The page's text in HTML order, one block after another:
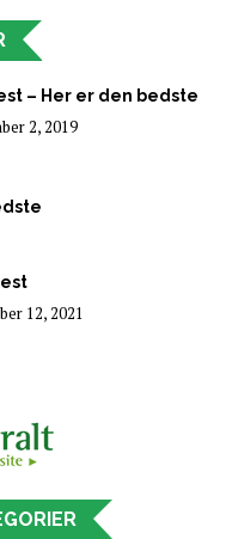
– Her er den bedste
2, 2019
12, 2021